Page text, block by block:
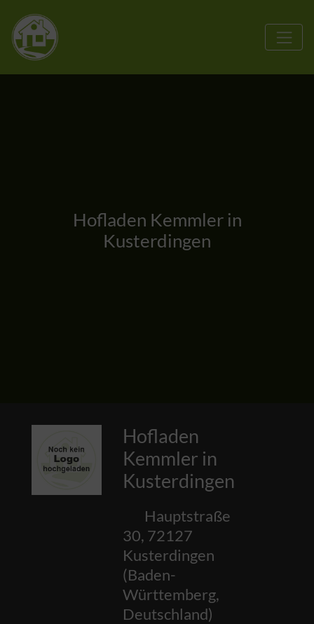
Hofladen Kemmler in
Kusterdingen
Hofladen
Kemmler in
Kusterdingen
Hauptstraße
30, 72127
Kusterdingen
(Baden-
Württemberg,
Deutschland)